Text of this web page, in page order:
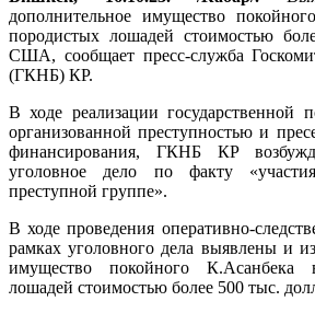
дополнительное имущество
породистых лошадей стоимостью
США, сообщает пресс-служба
(ГКНБ) КР.
В ходе реализации государственной
организованной преступностью и
финансирования, ГКНБ КР
уголовное дело по факту
преступной группе».
В ходе проведения оперативно-
рамках уголовного дела выявлены и
имущество покойного К.Асанбека
лошадей стоимостью более 500 тыс.